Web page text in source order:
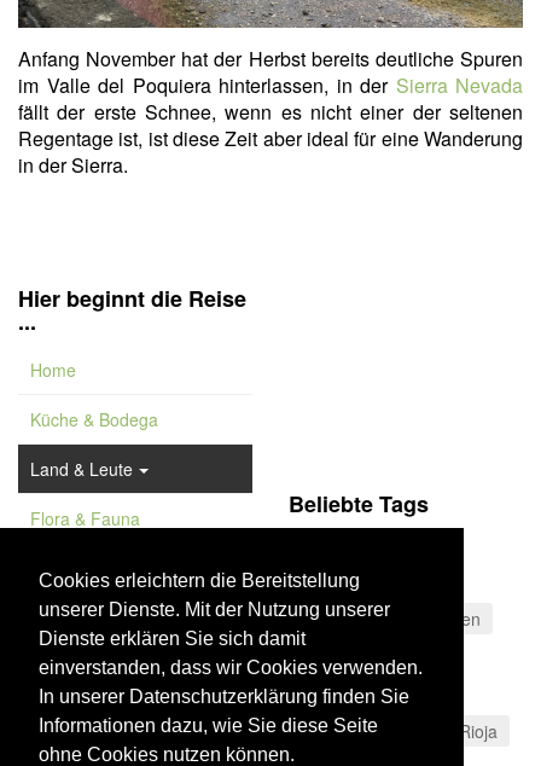
Cookies erleichtern die Bereitstellung
unserer Dienste. Mit der Nutzung unserer
Dienste erklären Sie sich damit
einverstanden, dass wir Cookies verwenden.
In unserer Datenschutzerklärung finden Sie
Informationen dazu, wie Sie diese Seite
ohne Cookies nutzen können.
Anfang November hat der Herbst bereits deutliche Spuren
im Valle del Poquiera hinterlassen, in der Sierra Nevada
fällt der erste Schnee, wenn es nicht einer der seltenen
Regentage ist, ist diese Zeit aber ideal für eine Wanderung
in der Sierra.
Hier beginnt die Reise
...
Home
Küche & Bodega
Land & Leute
Flora & Fauna
Feature
Vademekum
Beliebte Tags
Käsespezialitäten
Blaue Flagge
Oliven
Naturdenkmal
Valle del Poqueira
Gran Canaria
La Rioja